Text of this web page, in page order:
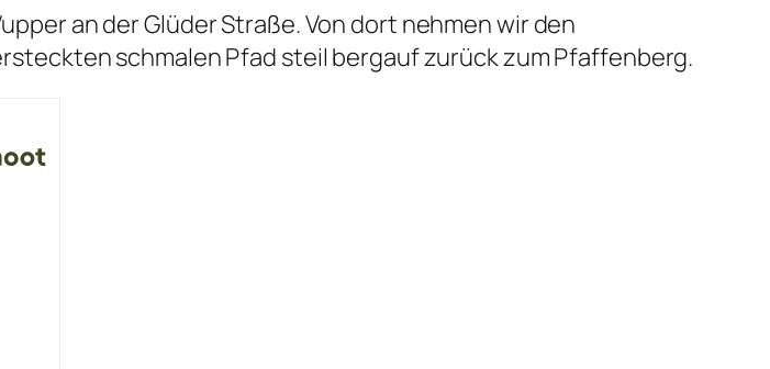
an der Glüder Straße. Von dort nehmen wir den
schmalen Pfad steil bergauf zurück zum Pfaffenberg.